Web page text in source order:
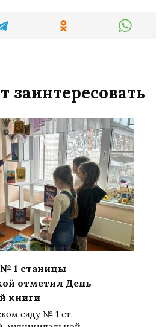
заинтересовать
1 станицы
отметил День
книги
саду № 1 ст.